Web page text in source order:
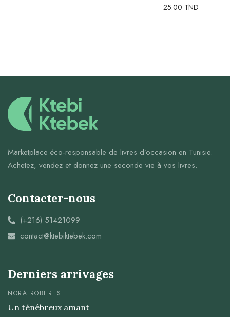
25.00 TND
Marketplace éco-responsable de livres d’occasion en Tunisie.
Achetez, vendez et donnez une seconde vie à vos livres.
Contacter-nous
(+216) 51421099
contact@ktebiktebek.com
Derniers arrivages
NORA ROBERTS
Un ténébreux amant